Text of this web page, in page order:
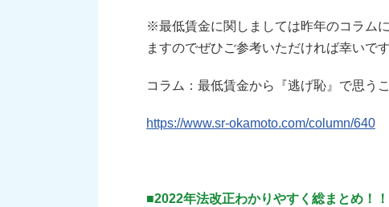
※最低賃金に関しましては昨年のコラム
ますのでぜひご参考いただければ幸いです
コラム：最低賃金から『逃げ恥』で思う
https://www.sr-okamoto.com/column/640
■2022年法改正わかりやすく総まとめ！！